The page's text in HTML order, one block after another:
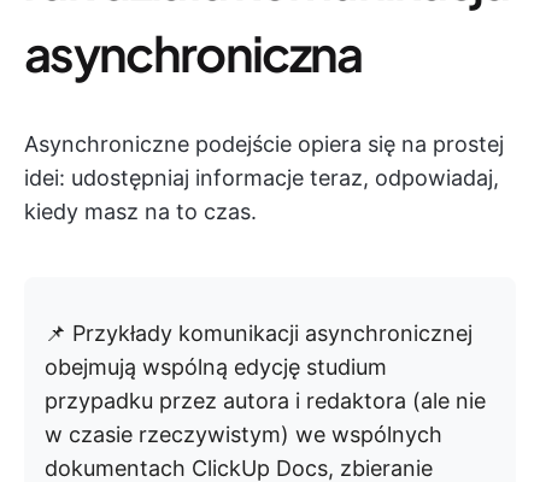
asynchroniczna
Asynchroniczne podejście opiera się na prostej
idei: udostępniaj informacje teraz, odpowiadaj,
kiedy masz na to czas.
📌 Przykłady komunikacji asynchronicznej
obejmują wspólną edycję studium
przypadku przez autora i redaktora (ale nie
w czasie rzeczywistym) we wspólnych
dokumentach ClickUp Docs, zbieranie